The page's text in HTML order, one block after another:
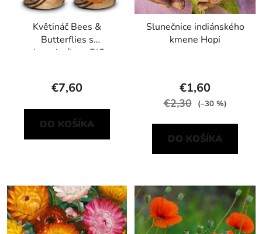
Květináč Bees &
Butterflies s
aksamitníkem BIO
€7,60
DO KOŠÍKA
Slunečnice indiánského
kmene Hopi
€1,60
€2,30 (–30 %)
DO KOŠÍKA